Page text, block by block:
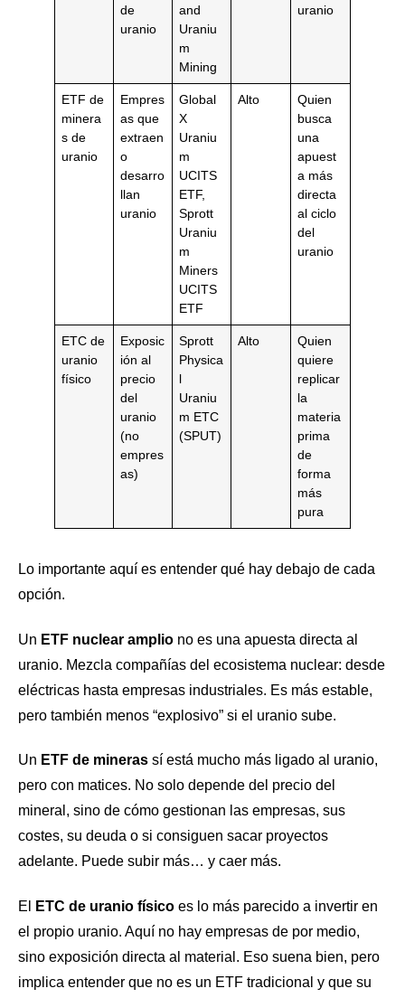
de
uranio
and
Uraniu
m
Mining
uranio
ETF de
minera
s de
uranio
Empres
as que
extraen
o
desarro
llan
uranio
Global
X
Uraniu
m
UCITS
ETF,
Sprott
Uraniu
m
Miners
UCITS
ETF
Alto
Quien
busca
una
apuest
a más
directa
al ciclo
del
uranio
ETC de
uranio
físico
Exposic
ión al
precio
del
uranio
(no
empres
as)
Sprott
Physica
l
Uraniu
m ETC
(SPUT)
Alto
Quien
quiere
replicar
la
materia
prima
de
forma
más
pura
Lo importante aquí es entender qué hay debajo de cada
opción.
Un ETF nuclear amplio no es una apuesta directa al
uranio. Mezcla compañías del ecosistema nuclear: desde
eléctricas hasta empresas industriales. Es más estable,
pero también menos “explosivo” si el uranio sube.
Un ETF de mineras sí está mucho más ligado al uranio,
pero con matices. No solo depende del precio del
mineral, sino de cómo gestionan las empresas, sus
costes, su deuda o si consiguen sacar proyectos
adelante. Puede subir más… y caer más.
El ETC de uranio físico es lo más parecido a invertir en
el propio uranio. Aquí no hay empresas de por medio,
sino exposición directa al material. Eso suena bien, pero
implica entender que no es un ETF tradicional y que su